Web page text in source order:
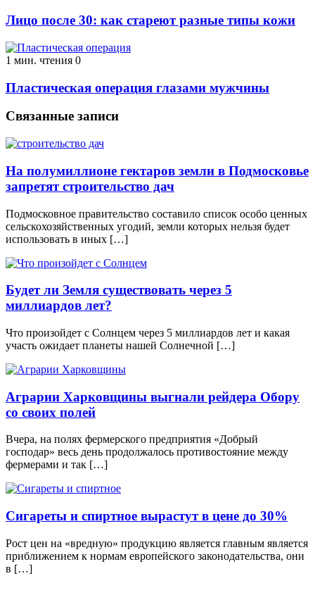
Лицо после 30: как стареют разные типы кожи
1 мин. чтения 0
Пластическая операция глазами мужчины
Связанные записи
На полумиллионе гектаров земли в Подмосковье
запретят строительство дач
Подмосковное правительство составило список особо ценных
сельскохозяйственных угодий, земли которых нельзя будет
использовать в иных […]
Будет ли Земля существовать через 5
миллиардов лет?
Что произойдет с Солнцем через 5 миллиардов лет и какая
участь ожидает планеты нашей Солнечной […]
Аграрии Харковщины выгнали рейдера Обору
со своих полей
Вчера, на полях фермерского предприятия «Добрый
господар» весь день продолжалось противостояние между
фермерами и так […]
Сигареты и спиртное вырастут в цене до 30%
Рост цен на «вредную» продукцию является главным является
приближением к нормам европейского законодательства, они
в […]